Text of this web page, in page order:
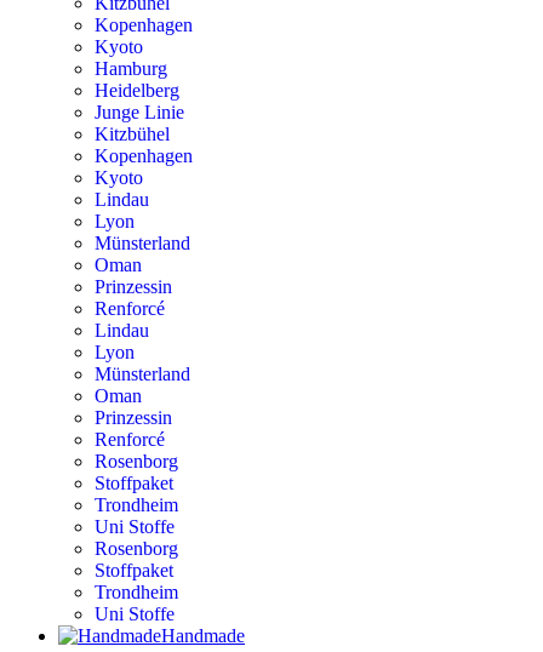
Kopenhagen
Kyoto
Hamburg
Heidelberg
Junge Linie
Kitzbühel
Kopenhagen
Kyoto
Lindau
Lyon
Münsterland
Oman
Prinzessin
Renforcé
Lindau
Lyon
Münsterland
Oman
Prinzessin
Renforcé
Rosenborg
Stoffpaket
Trondheim
Uni Stoffe
Rosenborg
Stoffpaket
Trondheim
Uni Stoffe
Handmade